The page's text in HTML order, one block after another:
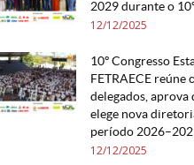
2029 durante o
12/12/2025
10º Congresso
FETRAECE reúne
delegados, aprova
elege nova
período
12/12/2025